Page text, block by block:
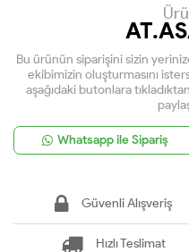
Bu ürünün siparişini sizin
ekibimizin oluşturmasını
aşağıdaki butonlara
Whatsapp ile Sipariş
Güvenli Alışveriş
Hızlı Teslimat